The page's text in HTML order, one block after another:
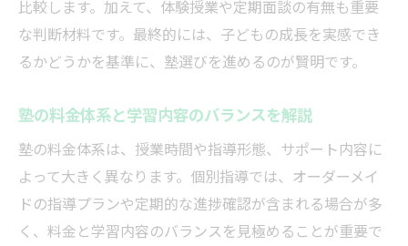
比較します。加えて、体験授業や定期面談の有無も重要
な判断材料です。最終的には、子どもの成長を実感でき
るかどうかを基準に、塾選びを進めるのが賢明です。
塾の料金体系と学習内容のバランスを解説
塾の料金体系は、授業時間や指導形態、サポート内容に
よって大きく異なります。個別指導では、オーダーメイ
ドの指導プランや定期的な進捗確認が含まれる場合が多
く、料金と学習内容のバランスを見極めることが重要で